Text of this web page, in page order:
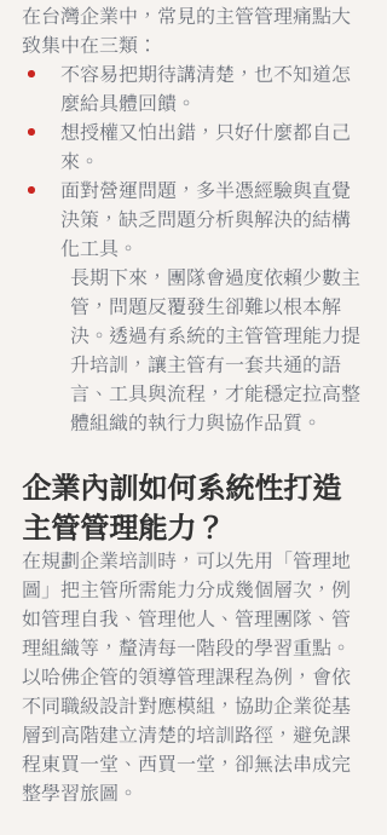
在台灣企業中，常見的主管管理痛點大
致集中在三類：
不容易把期待講清楚，也不知道怎
麼給具體回饋。
想授權又怕出錯，只好什麼都自己
來。
面對營運問題，多半憑經驗與直覺
決策，缺乏問題分析與解決的結構
化工具。
長期下來，團隊會過度依賴少數主
管，問題反覆發生卻難以根本解
決。透過有系統的主管管理能力提
升培訓，讓主管有一套共通的語
言、工具與流程，才能穩定拉高整
體組織的執行力與協作品質。
企業內訓如何系統性打造
主管管理能力？
在規劃企業培訓時，可以先用「管理地
圖」把主管所需能力分成幾個層次，例
如管理自我、管理他人、管理團隊、管
理組織等，釐清每一階段的學習重點。
以哈佛企管的領導管理課程為例，會依
不同職級設計對應模組，協助企業從基
層到高階建立清楚的培訓路徑，避免課
程東買一堂、西買一堂，卻無法串成完
整學習旅圖。